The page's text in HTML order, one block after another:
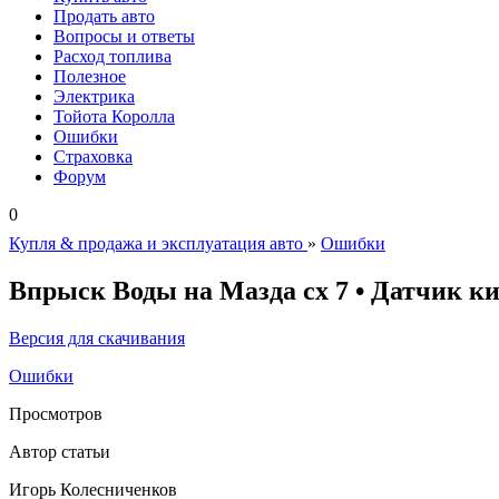
Продать авто
Вопросы и ответы
Расход топлива
Полезное
Электрика
Тойота Королла
Ошибки
Страховка
Форум
0
Купля & продажа и эксплуатация авто » Ошибки
Впрыск Воды на Мазда сх 7 • Датчик
Версия для скачивания
Ошибки
Просмотров
Автор статьи
Игорь Колесниченков